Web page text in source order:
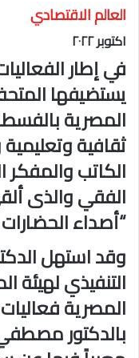
العالم الاقتصادي
اكتوبر ٢٠٢٢
في إطار
يستضيفها
المصرية
ثقافية
الكاتب
الفقي والذى
“أصداء
وقد استهل
التنفيذي
المصرية
بالدكتور